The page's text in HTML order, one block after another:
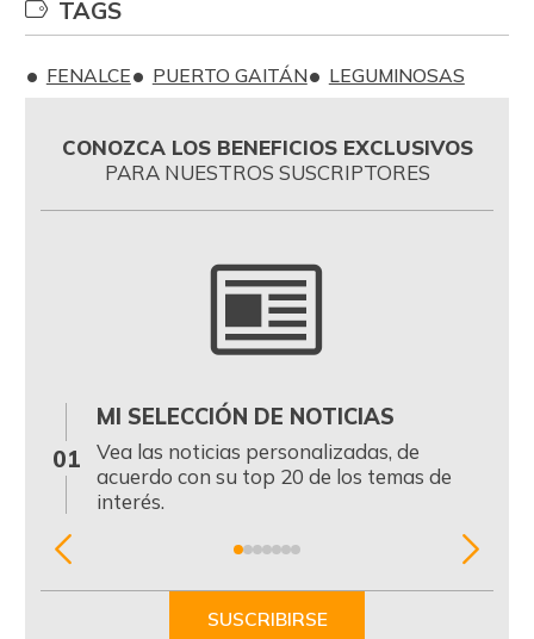
TAGS
FENALCE PUERTO GAITÁN LEGUMINOSAS
CONOZCA LOS BENEFICIOS EXCLUSIVOS
PARA NUESTROS SUSCRIPTORES
01
MI SELECCIÓN DE NOTICIAS
Vea las noticias personalizadas, de
acuerdo con su top 20 de los temas de
interés.
Item
SUSCRIBIRSE